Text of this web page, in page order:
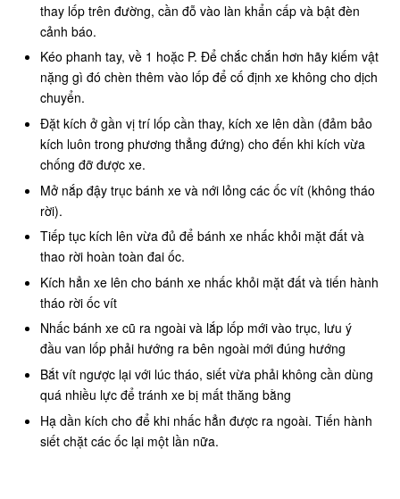
thay lốp trên đường, cần đỗ vào làn khẩn cấp và bật đèn
cảnh báo.
Kéo phanh tay, về 1 hoặc P. Để chắc chắn hơn hãy kiếm vật
nặng gì đó chèn thêm vào lốp để cố định xe không cho dịch
chuyển.
Đặt kích ở gần vị trí lốp cần thay, kích xe lên dần (đảm bảo
kích luôn trong phương thẳng đứng) cho đến khi kích vừa
chống đỡ được xe.
Mở nắp đậy trục bánh xe và nới lỏng các ốc vít (không tháo
rời).
Tiếp tục kích lên vừa đủ để bánh xe nhấc khỏi mặt đất và
thao rời hoàn toàn đai ốc.
Kích hẳn xe lên cho bánh xe nhấc khỏi mặt đất và tiến hành
tháo rời ốc vít
Nhấc bánh xe cũ ra ngoài và lắp lốp mới vào trục, lưu ý
đầu van lốp phải hướng ra bên ngoài mới đúng hướng
Bắt vít ngược lại với lúc tháo, siết vừa phải không cần dùng
quá nhiều lực để tránh xe bị mất thăng bằng
Hạ dần kích cho để khi nhấc hẳn được ra ngoài. Tiến hành
siết chặt các ốc lại một lần nữa.